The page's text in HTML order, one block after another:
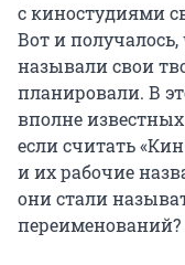
с киностудиями
Вот и
называли свои
планировали. В
вполне
если считать
и их рабочие
они стали
переименований?